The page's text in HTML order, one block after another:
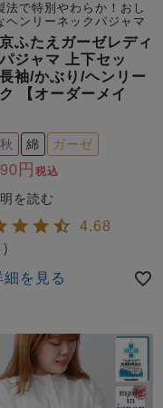
法で特別やわらか！おし
ヘンリーネックパジャマ
ふたえガーゼレディ
ジャマ 上下セッ
長袖/かぶり/ヘンリー
【オーダーメイ
秋 綿 ガーゼ
税込
4.68
）
細を見る